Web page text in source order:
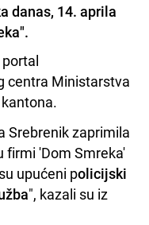
danas, 14. aprila
centra Ministarstva
Srebrenik zaprimila
firmi 'Dom Smreka'
upućeni policijski
", kazali su iz